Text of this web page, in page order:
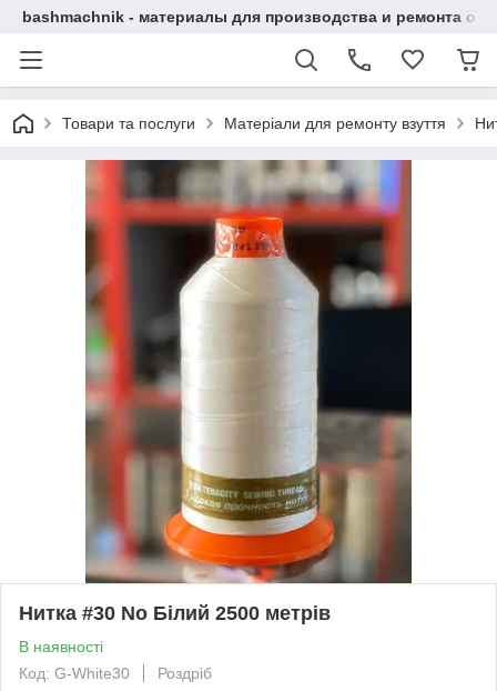
bashmachnik - материалы для производства и ремонта
Товари та послуги Матеріали для ремонту взуття
Нитка #30 No Білий 2500 метрів
В наявності
Код: G-White30
Роздріб